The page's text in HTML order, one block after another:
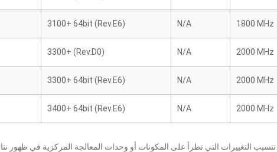
3100+ 64bit (Rev.E6) N/A 1800 MHz
3300+ (Rev.D0) N/A 2000 MHz
3300+ 64bit (Rev.E6) N/A 2000 MHz
3400+ 64bit (Rev.E6) N/A 2000 MHz